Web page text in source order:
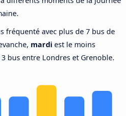
fréquenté avec plus de 7 bus de
mardi est le moins
bus entre Londres et Grenoble.